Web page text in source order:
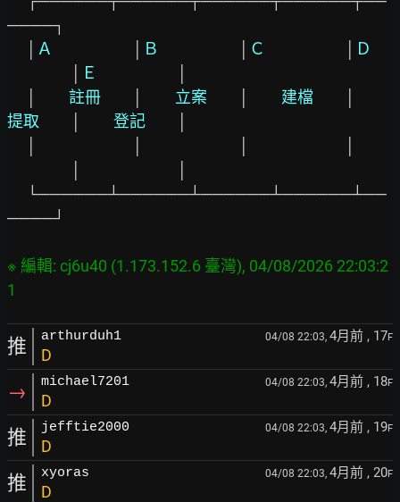
────┐
Ａ Ｂ Ｃ
Ｄ
Ｅ
註冊 立案 建檔
提取
登記
────┘
※ 編輯: cj6u40 (1.173.152.6 臺灣), 04/08/2026 22:03:2
推 arthurduh1 04/08 22:03, 4月前 , 17F
D
→ michael7201 04/08 22:03, 4月前 , 18F
D
推 jefftie2000 04/08 22:03, 4月前 , 19F
D
推 xyoras 04/08 22:03, 4月前 , 20F
D